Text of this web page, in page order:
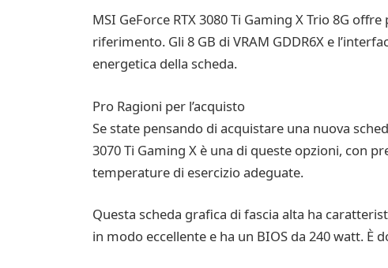
MSI GeForce RTX 3080 Ti Gaming X Trio 8G
riferimento. Gli 8 GB di VRAM GDDR6X e
energetica della scheda.
Pro Ragioni per l’acquisto
Se state pensando di acquistare una nuova
3070 Ti Gaming X è una di queste opzioni, con
temperature di esercizio adeguate.
Questa scheda grafica di fascia alta ha
in modo eccellente e ha un BIOS da 240 watt. È